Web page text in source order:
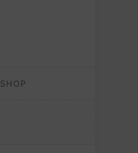
SHOP